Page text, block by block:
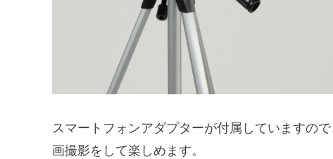
スマートフォンアダプターが付属していますの
画撮影をして楽しめます。